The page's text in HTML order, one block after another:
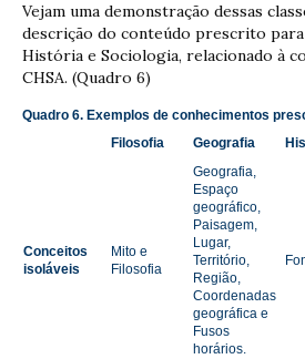
Vejam uma demonstração dessas
descrição do conteúdo prescrito
História e Sociologia, relacionado à
CHSA. (Quadro 6)
Quadro 6. Exemplos de conhecimentos
Filosofia
Geografia
Conceitos
isoláveis
Mito e
Filosofia
Geografia,
Espaço
geográfico,
Paisagem,
Lugar,
Território,
Região,
Coordenadas
geográfica e
Fusos
horários.